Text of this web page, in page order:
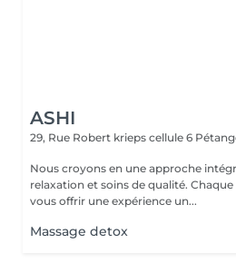
ASHI
29, Rue Robert krieps cellule 6
Nous croyons en une approche
relaxation et soins de qualité.
vous offrir une expérience un...
Massage detox